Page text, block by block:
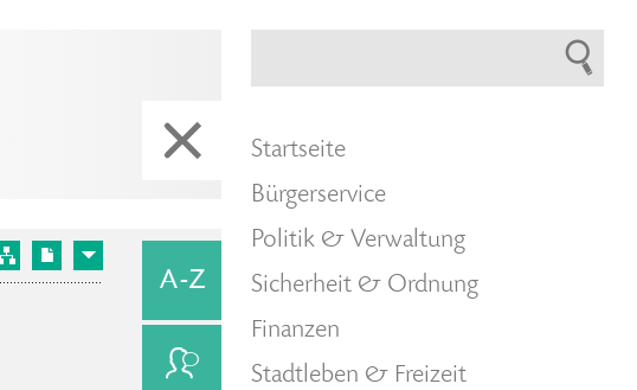
Startseite
Bürgerservice
Politik & Verwaltung
Sicherheit & Ordnung
Finanzen
Stadtleben & Freizeit